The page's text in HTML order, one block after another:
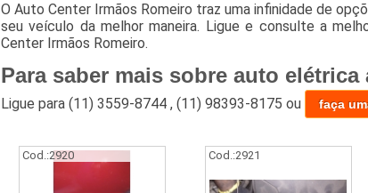
O Auto Center Irmãos Romeiro traz uma infinidade de
seu veículo da melhor maneira. Ligue e consulte a
Center Irmãos Romeiro.
Para saber mais sobre auto
Ligue para (11) 3559-8744, (11) 98393-8175 ou faça
Cod.:2920 Cod.:2921